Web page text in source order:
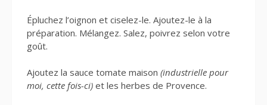
Épluchez l’oignon et ciselez-le. Ajoutez-le à la
préparation. Mélangez. Salez, poivrez selon votre
goût.
Ajoutez la sauce tomate maison (industrielle pour
moi, cette fois-ci) et les herbes de Provence.